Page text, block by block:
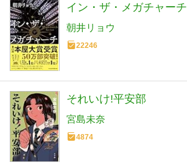
イン・ザ・メガチャーチ
朝井リョウ
22246
それいけ!平安部
宮島未奈
4874